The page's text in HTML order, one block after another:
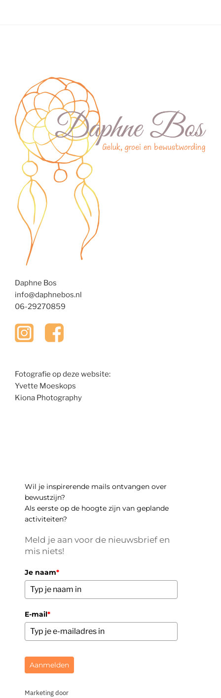
Daphne Bos
info@daphnebos.nl
06-29270859
Fotografie op deze website:
Yvette Moeskops
Kiona Photography
Wil je inspirerende mails ontvangen over
bewustzijn?
Als eerste op de hoogte zijn van geplande
activiteiten?
Meld je aan voor de nieuwsbrief en
mis niets!
Je naam*
E-mail*
Aanmelden
Marketing door